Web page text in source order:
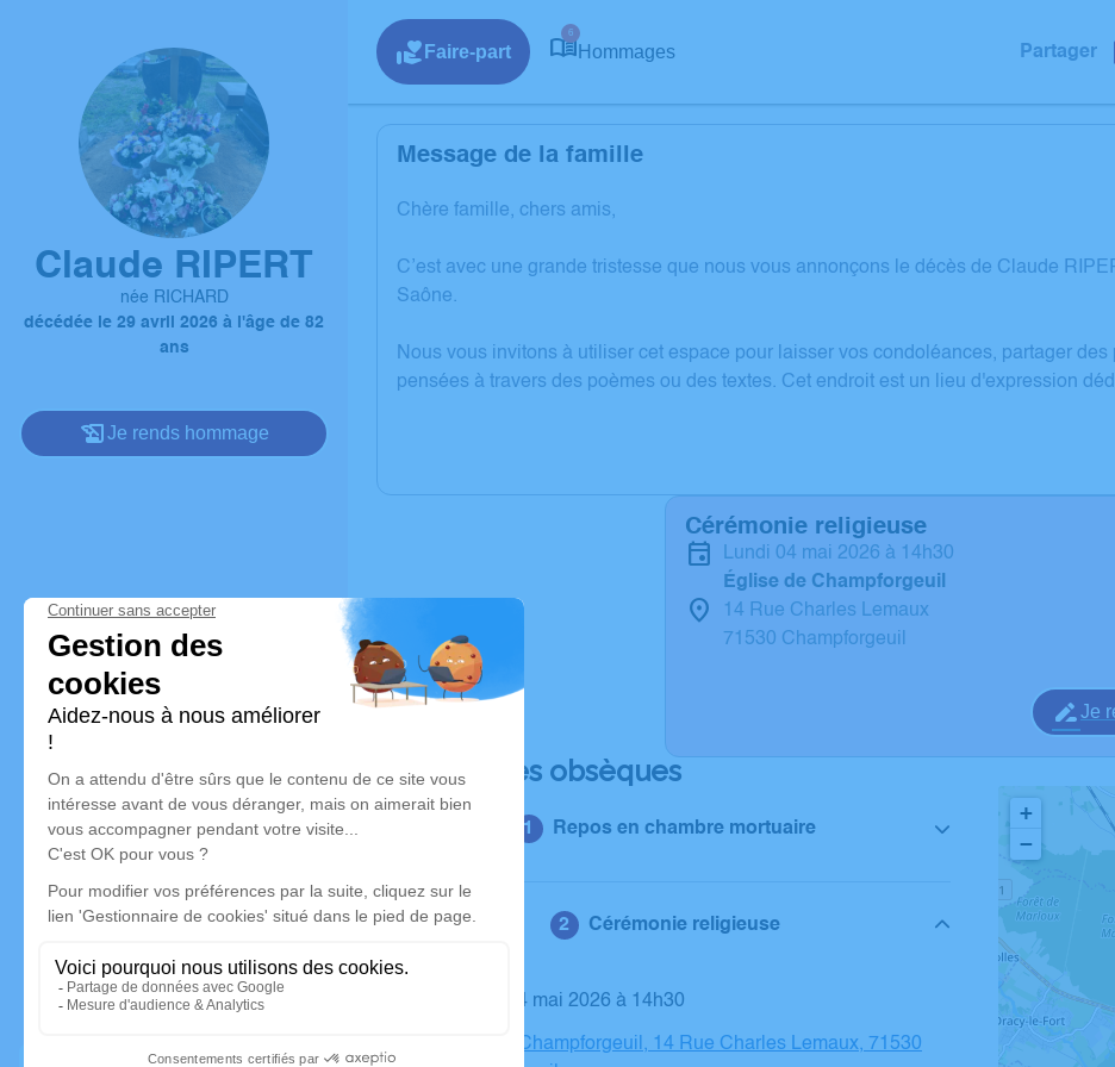
Claude RIPERT
née RICHARD
décédée le 29 avril 2026 à l'âge de 82
ans
Je rends hommage
Faire-part
6
Hommages Partager
Message de la famille
Chère famille, chers amis,
C’est avec une grande tristesse que nous vous annonçons le décès de Claude
Saône.
Nous vous invitons à utiliser cet espace pour laisser vos condoléances, partager
pensées à travers des poèmes ou des textes. Cet endroit est un lieu d'expression
Cérémonie religieuse
lundi 04 mai 2026 à 14h30
Église de Champforgeuil
14 Rue Charles Lemaux
71530 Champforgeuil
Je
Déroulé des obsèques
Repos en chambre mortuaire
Cérémonie religieuse
Le lundi 04 mai 2026 à 14h30
Église de Champforgeuil, 14 Rue Charles Lemaux, 71530
+
−